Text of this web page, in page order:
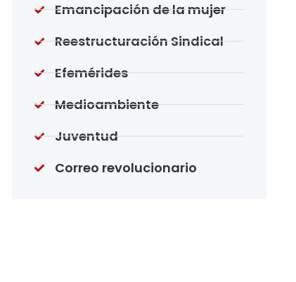
Emancipación de la mujer
Reestructuración Sindical
Efemérides
Medioambiente
Juventud
Correo revolucionario